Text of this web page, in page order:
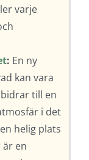
varje
: En ny
kan vara
till en
i det
helig plats
är en